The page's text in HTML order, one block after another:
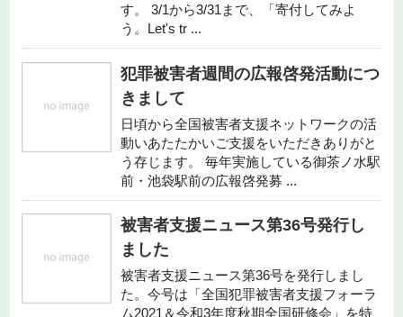
す。 3/1から3/31まで、「寄付してみよ
う。Let's tr ...
犯罪被害者週間の広報啓発活動につ
きまして
日頃から全国被害者支援ネットワークの活
動いあたたかいご支援をいただきありがと
う存じます。 毎年実施している御茶ノ水駅
前・池袋駅前の広報啓発募 ...
被害者支援ニュース第36号発行し
ました
被害者支援ニュース第36号を発行しまし
た。今号は「全国犯罪被害者支援フォーラ
ム2021＆令和3年度秋期全国研修会」を特